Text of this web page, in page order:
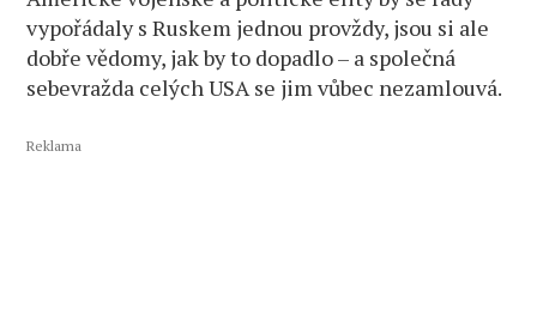
vypořádaly s Ruskem jednou provždy, jsou si ale
dobře vědomy, jak by to dopadlo – a společná
sebevražda celých USA se jim vůbec nezamlouvá.
Reklama